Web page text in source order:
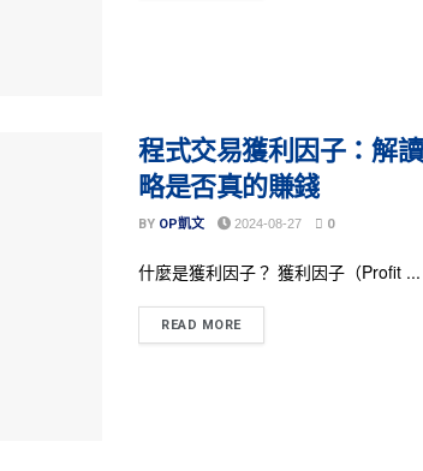
程式交易獲利因子：解
略是否真的賺錢
BY OP凱文 2024-08-27 0
什麼是獲利因子？ 獲利因子（Profit ...
READ MORE